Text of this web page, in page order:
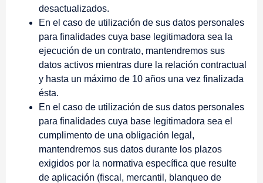
desactualizados.
En el caso de utilización de sus datos personales
para finalidades cuya base legitimadora sea la
ejecución de un contrato, mantendremos sus
datos activos mientras dure la relación contractual
y hasta un máximo de 10 años una vez finalizada
ésta.
En el caso de utilización de sus datos personales
para finalidades cuya base legitimadora sea el
cumplimento de una obligación legal,
mantendremos sus datos durante los plazos
exigidos por la normativa específica que resulte
de aplicación (fiscal, mercantil, blanqueo de